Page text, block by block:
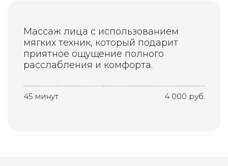
Массаж лица с использованием
мягких техник, который подарит
приятное ощущение полного
расслабления и комфорта.
45 минут 4 000 руб.